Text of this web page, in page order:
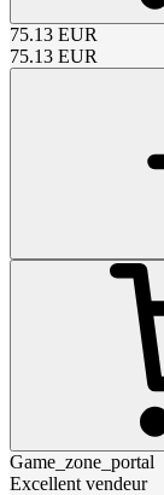
75.13 EUR
75.13 EUR
Game_zone_portal
Excellent vendeur